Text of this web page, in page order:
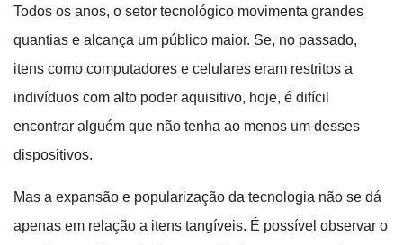
Todos os anos, o setor tecnológico movimenta grandes
quantias e alcança um público maior. Se, no passado,
itens como computadores e celulares eram restritos a
indivíduos com alto poder aquisitivo, hoje, é difícil
encontrar alguém que não tenha ao menos um desses
dispositivos.
Mas a expansão e popularização da tecnologia não se dá
apenas em relação a itens tangíveis. É possível observar o